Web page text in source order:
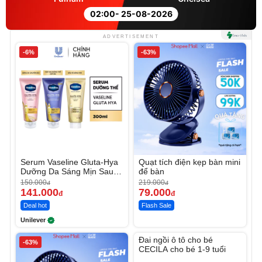
02:00- 25-08-2026
ADVERTISEMENT
-6%
Serum Vaseline Gluta-Hya
Dưỡng Da Sáng Mịn Sau 7
Ngày
150.000đ
141.000đ
Deal hot
Unilever
-63%
Quạt tích điện kẹp bàn mini
để bàn
219.000đ
79.000đ
Flash Sale
-63%
Đai ngồi ô tô cho bé
CECILA cho bé 1-9 tuổi